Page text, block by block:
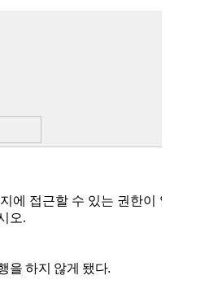
을 하지 않게 됐다.